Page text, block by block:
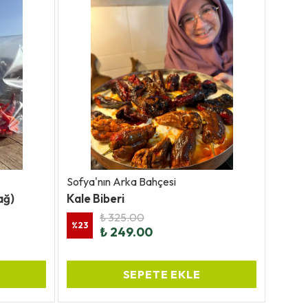
Sofya'nın Arka Bahçesi
Kale Biberi
%23
₺ 325.00
₺ 249.00
SEPETE EKLE